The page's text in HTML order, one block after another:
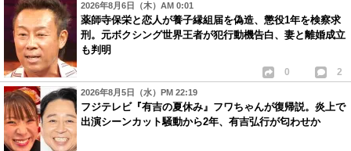
2026年8月6日（木）AM 0:01
薬師寺保栄と恋人が養子縁組届を偽造、懲役1年を検察求
刑。元ボクシング世界王者が犯行動機告白、妻と離婚成立
も判明
0 2
2026年8月5日（水）PM 22:19
フジテレビ『有吉の夏休み』フワちゃんが復帰説。炎上で
出演シーンカット騒動から2年、有吉弘行が匂わせか